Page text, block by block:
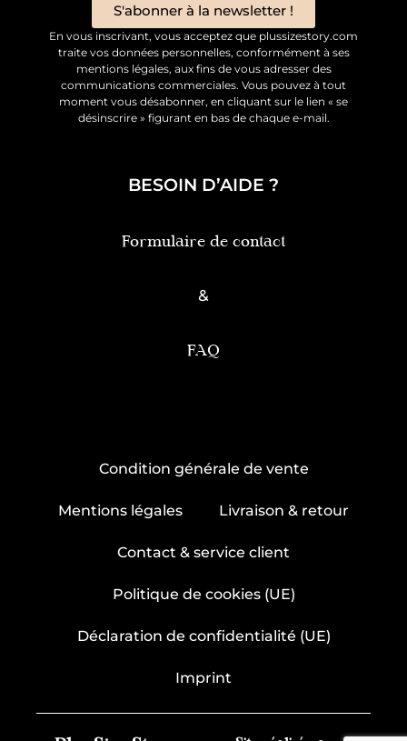
S'abonner à la newsletter !
En vous inscrivant, vous acceptez que plussizestory.com
traite vos données personnelles, conformément à ses
mentions légales, aux fins de vous adresser des
communications commerciales. Vous pouvez à tout
moment vous désabonner, en cliquant sur le lien « se
désinscrire » figurant en bas de chaque e-mail.
BESOIN D’AIDE ?
Formulaire de contact
&
FAQ
Condition générale de vente
Mentions légales Livraison & retour
Contact & service client
Politique de cookies (UE)
Déclaration de confidentialité (UE)
Imprint